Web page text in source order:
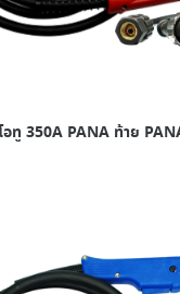
ทู 350A PANA ท้าย